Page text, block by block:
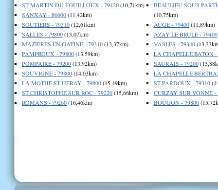
ST MARTIN DU FOUILLOUX - 79420(10,71km)
SANXAY - 86600(11,42km)
SOUTIERS - 79310(12,61km)
SALLES - 79800(13,07km)
MAZIERES EN GATINE - 79310(13,37km)
PAMPROUX - 79800(13,59km)
POMPAIRE - 79200(13,92km)
SOUVIGNE - 79800(14,03km)
LA MOTHE ST HERAY - 79800(15,49km)
ST CHRISTOPHE SUR ROC - 79220(15,66km)
ROMANS - 79260(16,46km)
BEAULIEU SOUS
(10,75km)
AUGE - 79400(11,89km)
AZAY LE BRULE - 79400
VASLES - 79340
LA CHAPELLE BATON -
SAURAIS - 79200
LA CHAPELLE
ST PARDOUX - 79310
CURZAY SUR VONNE -
BOUGON - 79800